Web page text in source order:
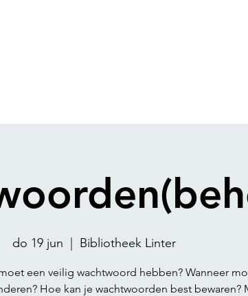
do 19 jun Bibliotheek Linter
een veilig wachtwoord hebben? Wanneer
Hoe kan je wachtwoorden best bewaren?